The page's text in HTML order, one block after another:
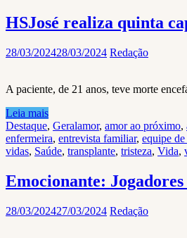
HSJosé realiza quinta
28/03/202428/03/2024 Redação
A paciente, de 21 anos, teve morte
Leia mais
Destaque, Geralamor, amor ao próximo,
enfermeira, entrevista familiar, equipe
vidas, Saúde, transplante, tristeza, Vida,
Emocionante:
28/03/202427/03/2024 Redação